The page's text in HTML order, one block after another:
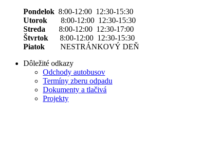
Pondelok 8:00-12:00 12:30-15:30
Utorok 8:00-12:00 12:30-15:30
Streda 8:00-12:00 12:30-17:00
Štvrtok
8:00-12:00 12:30-15:30
Piatok NESTRÁNKOVÝ DEŇ
Dôležité odkazy
Odchody autobusov
Termíny zberu odpadu
Dokumenty a tlačivá
Projekty